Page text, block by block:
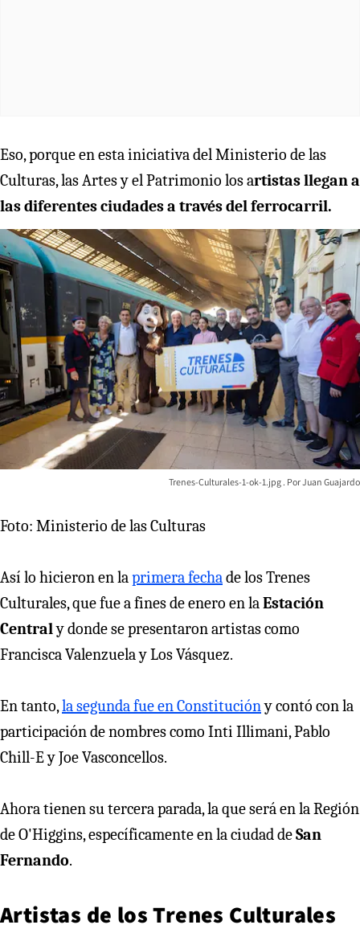
Eso, porque en esta iniciativa del Ministerio de las
Culturas, las Artes y el Patrimonio los artistas llegan a
las diferentes ciudades a través del ferrocarril.
Trenes-Culturales-1-ok-1.jpg Juan Guajardo
Foto: Ministerio de las Culturas
Así lo hicieron en la primera fecha de los Trenes
Culturales, que fue a fines de enero en la Estación
Centraly donde se presentaron artistas como
Francisca Valenzuela y Los Vásquez.
En tanto,la segunda fue en Constitucióny contó con la
participación de nombres como Inti Illimani, Pablo
Chill-E y Joe Vasconcellos.
Ahora tienen su tercera parada, la que será en la Región
de O'Higgins, específicamente en la ciudad deSan
Fernando.
Artistas de los Trenes Culturales